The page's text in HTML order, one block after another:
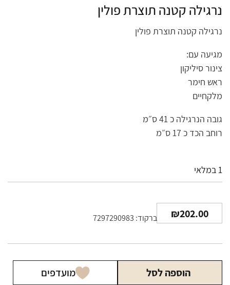
נרגילה קטנה תוצרת פולין
נרגילה קטנה תוצרת פולין
מגיעה עם:
צינור סיליקון
ראש חימר
מלקחיים
גובה הנרגילה כ 41 ס״מ
רוחב הכד כ 17 ס״מ
1 במלאי
₪202.00 ברקוד: 7297290983
הוספה לסל מועדפים